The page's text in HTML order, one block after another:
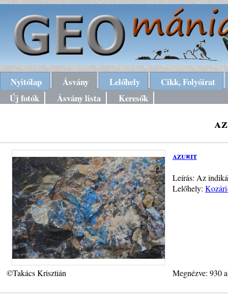
Nyitólap Ásvány Lelőhely
Cikk, Folyóirat
Új fotók
Ásvány lista Keresők
azurit
Leírás: Az
Lelőhely:
©Takács Krisztián Megnézve: 930